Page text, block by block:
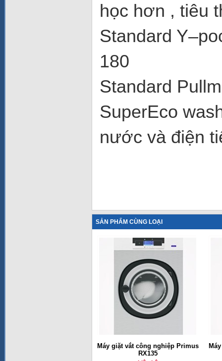
học hơn , tiêu
Standard
180
Standard
SuperEco
nước và điện
SẢN PHẨM CÙNG LOẠI
Máy giặt vắt công nghiệp Primus
RX135